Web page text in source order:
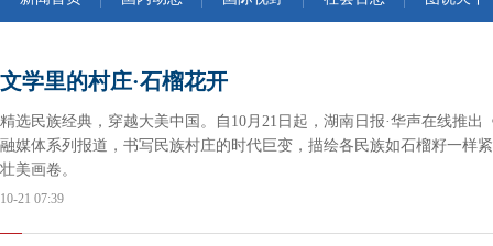
文学里的村庄·石榴花开
精选民族经典，穿越大美中国。自10月21日起，湖南日报·华声在线推出
融媒体系列报道，书写民族村庄的时代巨变，描绘各民族如石榴籽一样
壮美画卷。
10-21 07:39